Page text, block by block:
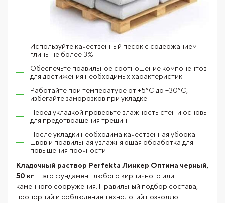
Используйте качественный песок с содержанием
глины не более 3%
Обеспечьте правильное соотношение компонентов
для достижения необходимых характеристик
Работайте при температуре от +5°C до +30°C,
избегайте заморозков при укладке
Перед укладкой проверьте влажность стен и основы
для предотвращения трещин
После укладки необходима качественная уборка
швов и правильная увлажняющая обработка для
повышения прочности
Кладочный раствор Perfekta Линкер Оптима черный,
50 кг — это фундамент любого кирпичного или
каменного сооружения. Правильный подбор состава,
пропорций и соблюдение технологий позволяют